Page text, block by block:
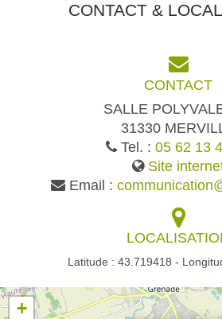
CONTACT &
CONTACT
SALLE
31330
Tel. : 05 62 13
Site
Email :
Latitude : 43.719418 -
+